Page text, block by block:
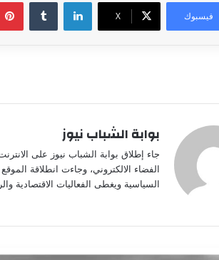
فيسبوك ‫X
بوابة الشباب نيوز
جاء إطلاق بوابة الشباب نيوز على
الفضاء الالكتروني، وجاءت انطلاقة
السياسية ويغطى الفعاليات الاقتصادية